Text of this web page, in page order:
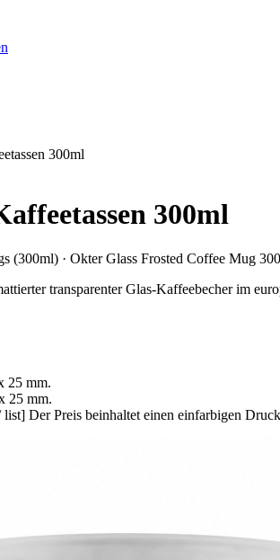
300ml
300ml
(300ml) · Okter Glass Frosted Coffee Mug
transparenter Glas-Kaffeebecher im
25 mm.
25 mm.
Der Preis beinhaltet einen einfarbigen